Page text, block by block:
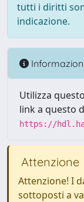
tutti i diritti
indicazione.
Utilizza
link a questo
https://
Attenzione
Attenzione! I
sottoposti a